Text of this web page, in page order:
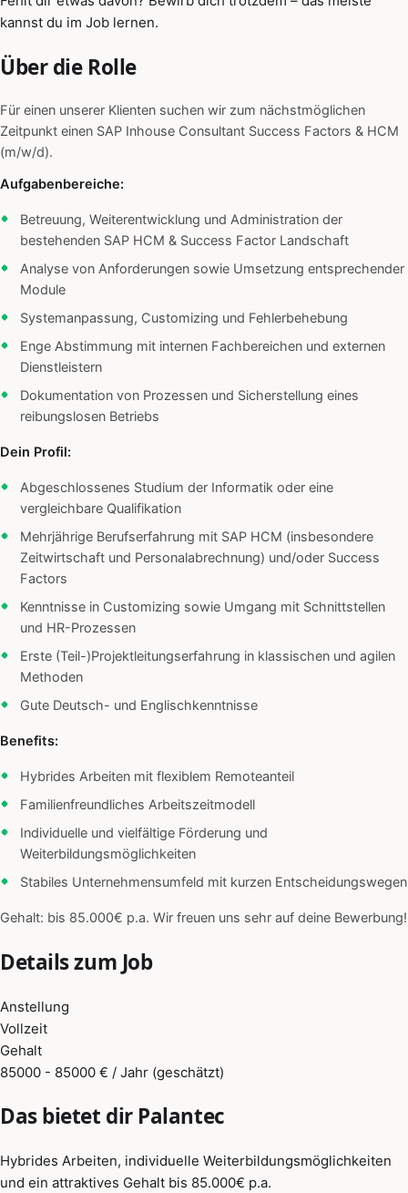
kannst du im Job lernen.
Über die Rolle
Für einen unserer Klienten suchen wir zum nächstmöglichen
Zeitpunkt einen SAP Inhouse Consultant Success Factors & HCM
(m/w/d).
Aufgabenbereiche:
Betreuung, Weiterentwicklung und Administration der
bestehenden SAP HCM & Success Factor Landschaft
Analyse von Anforderungen sowie Umsetzung entsprechender
Module
Systemanpassung, Customizing und Fehlerbehebung
Enge Abstimmung mit internen Fachbereichen und externen
Dienstleistern
Dokumentation von Prozessen und Sicherstellung eines
reibungslosen Betriebs
Dein Profil:
Abgeschlossenes Studium der Informatik oder eine
vergleichbare Qualifikation
Mehrjährige Berufserfahrung mit SAP HCM (insbesondere
Zeitwirtschaft und Personalabrechnung) und/oder Success
Factors
Kenntnisse in Customizing sowie Umgang mit Schnittstellen
und HR-Prozessen
Erste (Teil-)Projektleitungserfahrung in klassischen und agilen
Methoden
Gute Deutsch- und Englischkenntnisse
Benefits:
Hybrides Arbeiten mit flexiblem Remoteanteil
Familienfreundliches Arbeitszeitmodell
Individuelle und vielfältige Förderung und
Weiterbildungsmöglichkeiten
Stabiles Unternehmensumfeld mit kurzen Entscheidungswegen
Gehalt: bis 85.000€ p.a. Wir freuen uns sehr auf deine Bewerbung!
Details zum Job
Anstellung
Vollzeit
Gehalt
85000 - 85000 € / Jahr (geschätzt)
Das bietet dir Palantec
Hybrides Arbeiten, individuelle Weiterbildungsmöglichkeiten
und ein attraktives Gehalt bis 85.000€ p.a.